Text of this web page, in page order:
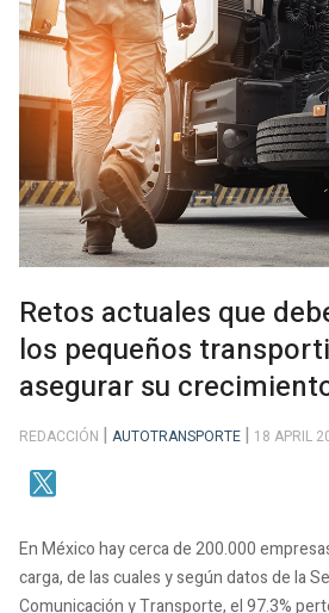
Retos actuales que
los pequeños
asegurar su
REDACCIÓN AUTOTRANSPORTE 18 APRIL
En México hay cerca de 200.000
carga, de las cuales y según datos de la
Comunicación y Transporte, el 97.3%